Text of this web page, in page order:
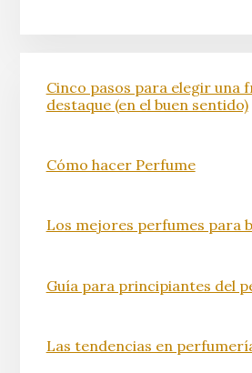
Cinco pasos para elegir una
destaque (en el buen sentido)
Cómo hacer Perfume
Los mejores perfumes para
Guía para principiantes del
Las tendencias en